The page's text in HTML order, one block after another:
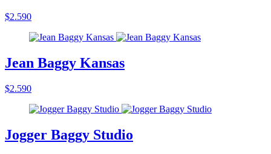
$2.590
Jean Baggy Kansas
$2.590
Jogger Baggy Studio